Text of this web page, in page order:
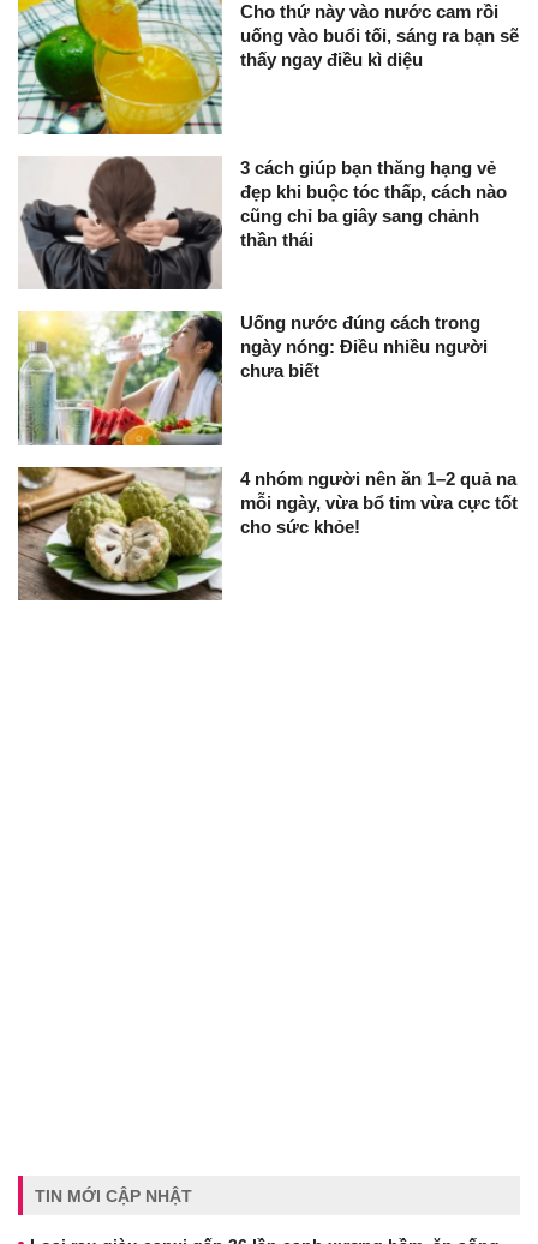
Cho thứ này vào nước cam rồi
uống vào buổi tối, sáng ra bạn sẽ
thấy ngay điều kì diệu
3 cách giúp bạn thăng hạng vẻ
đẹp khi buộc tóc thấp, cách nào
cũng chỉ ba giây sang chảnh
thần thái
Uống nước đúng cách trong
ngày nóng: Điều nhiều người
chưa biết
4 nhóm người nên ăn 1–2 quả na
mỗi ngày, vừa bổ tim vừa cực tốt
cho sức khỏe!
TIN MỚI CẬP NHẬT